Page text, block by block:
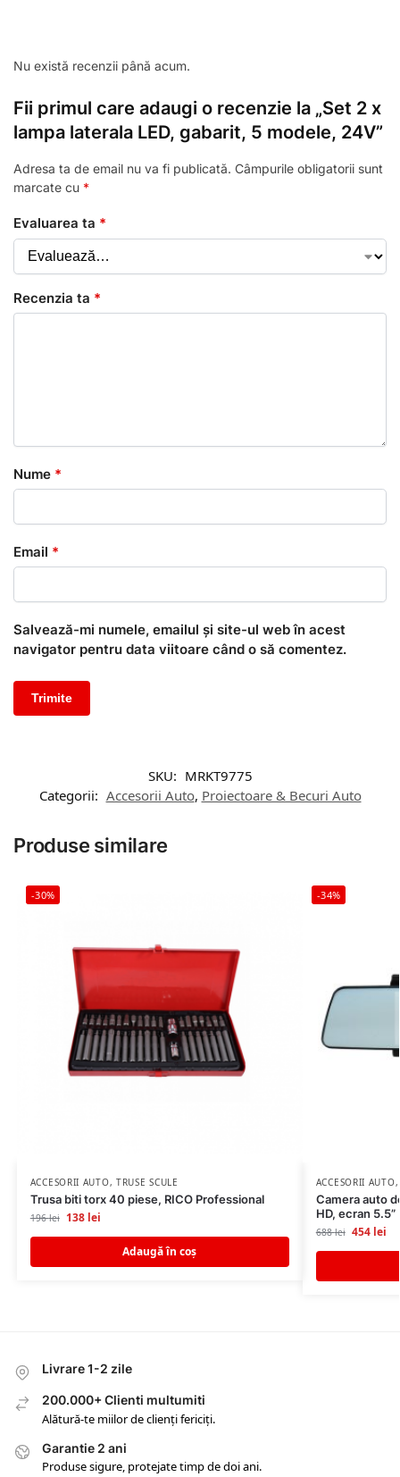
Nu există recenzii până acum.
Fii primul care adaugi o recenzie la „Set 2 x
lampa laterala LED, gabarit, 5 modele, 24V”
Adresa ta de email nu va fi publicată. Câmpurile obligatorii sunt
marcate cu *
Evaluarea ta *
Recenzia ta *
Nume *
Email *
Salvează-mi numele, emailul și site-ul web în acest
navigator pentru data viitoare când o să comentez.
SKU: MRKT9775
Categorii: Accesorii Auto, Proiectoare & Becuri Auto
Produse similare
-30%
ACCESORII AUTO, TRUSE SCULE
Trusa biti torx 40 piese, RICO Professional
196lei 138 lei
Adaugă în coș
-34%
ACCESORII AUTO
Camera auto
HD, ecran 5.5”
688lei 454 lei
Livrare 1-2 zile
200.000+ Clienti multumiti
Alătură-te miilor de clienți fericiți.
Garantie 2 ani
Produse sigure, protejate timp de doi ani.